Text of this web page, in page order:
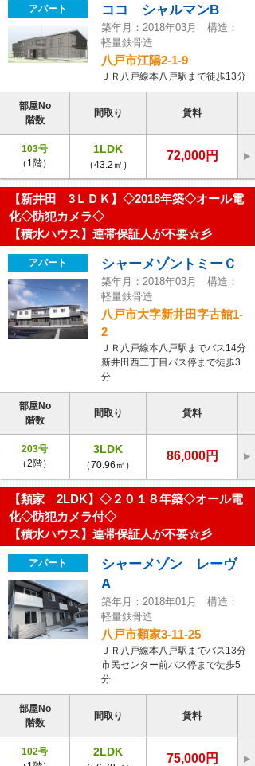
アパート ココ シャルマンB
築年月：2018年03月 構造：
軽量鉄骨造
八戸市江陽2-1-9
ＪＲ八戸線本八戸駅まで徒歩13分
部屋No
階数
間取り 賃料
103号
（1階）
1LDK
（43.2㎡）
72,000円
【新井田 3ＬＤＫ】◇2018年築◇オール電
化◇防犯カメラ◇
【積水ハウス】連帯保証人が不要☆彡
アパート シャーメゾントミーＣ
築年月：2018年03月 構造：
軽量鉄骨造
八戸市大字新井田字古館1-
2
ＪＲ八戸線本八戸駅までバス14分
新井田西三丁目バス停まで徒歩3
分
部屋No
階数
間取り 賃料
203号
（2階）
3LDK
（70.96㎡）
86,000円
【類家 2LDK】◇２０１８年築◇オール電
化◇防犯カメラ付◇
【積水ハウス】連帯保証人が不要☆彡
アパート
シャーメゾン レーヴ
A
築年月：2018年01月 構造：
軽量鉄骨造
八戸市類家3-11-25
ＪＲ八戸線本八戸駅までバス13分
市民センター前バス停まで徒歩5
分
部屋No
階数
間取り 賃料
102号
2LDK 75,000円